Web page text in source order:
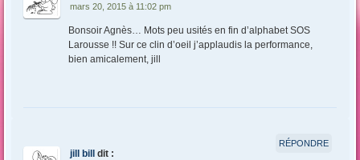
mars 20, 2015 à 11:02 pm
Bonsoir Agnès… Mots peu usités en fin d’alphabet SOS
Larousse !! Sur ce clin d’oeil j’applaudis la performance,
bien amicalement, jill
jill bill dit :
RÉPONDRE